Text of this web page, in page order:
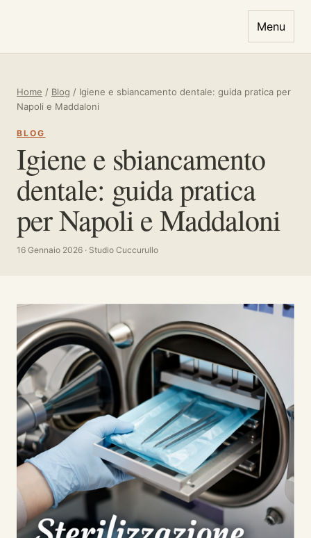
Menu
Home / Blog / Igiene e sbiancamento dentale: guida pratica per
Napoli e Maddaloni
BLOG
Igiene e sbiancamento
dentale: guida pratica
per Napoli e Maddaloni
16 Gennaio 2026 · Studio Cuccurullo